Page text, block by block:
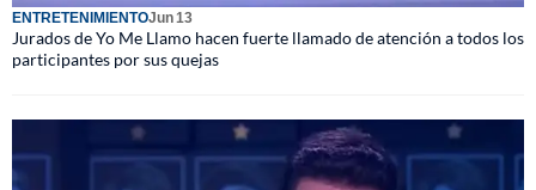
ENTRETENIMIENTOJun 13
Jurados de Yo Me Llamo hacen fuerte llamado de atención a todos los
participantes por sus quejas